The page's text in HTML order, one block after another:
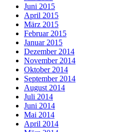
Juni 2015
April 2015
März 2015
Februar 2015
Januar 2015
Dezember 2014
November 2014
Oktober 2014
September 2014
August 2014
Juli 2014
Juni 2014
Mai 2014
April 2014